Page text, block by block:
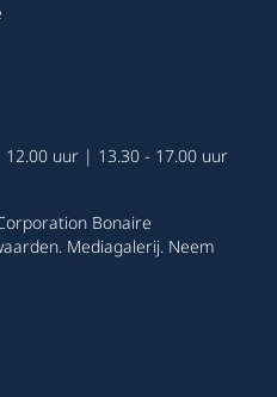
uur | 13.30 - 17.00 uur
Bonaire
. Mediagalerij. Neem